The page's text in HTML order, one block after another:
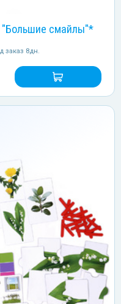
"Большие смайлы"*
заказ 8дн.